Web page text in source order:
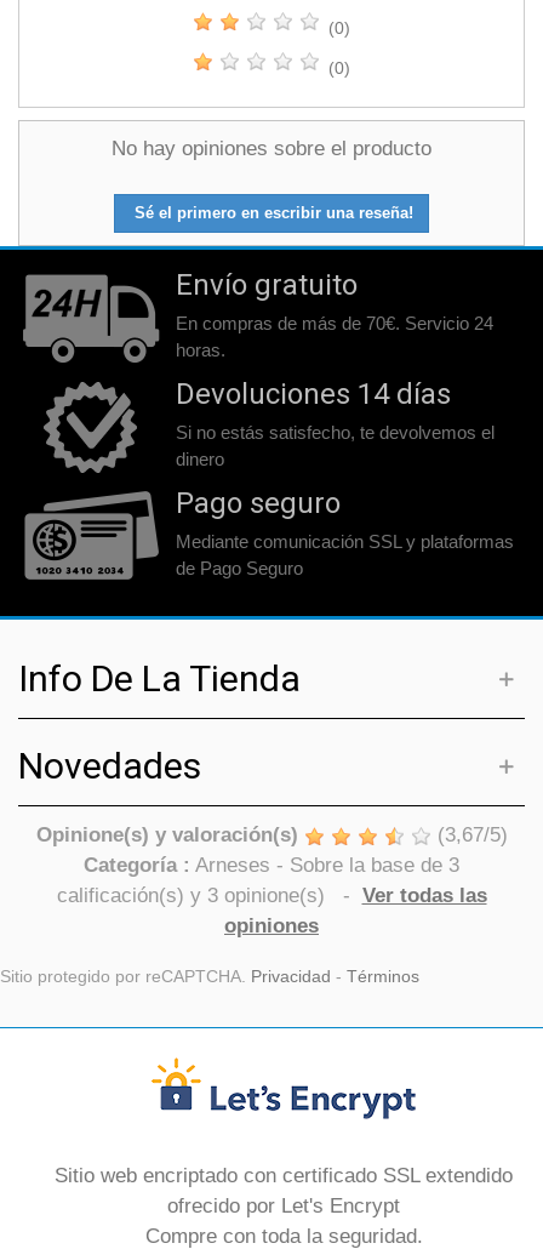
(0)
(0)
No hay opiniones sobre el producto
Sé el primero en escribir una reseña!
Envío gratuito
En compras de más de 70€. Servicio 24
horas.
Devoluciones 14 días
Si no estás satisfecho, te devolvemos el
dinero
Pago seguro
Mediante comunicación SSL y plataformas
de Pago Seguro
Info De La Tienda
Novedades
Opinione(s) y valoración(s) (3,67/5)
Categoría : Arneses - Sobre la base de 3
calificación(s) y 3opinione(s) - Ver todas las
opiniones
Sitio protegido por reCAPTCHA. Privacidad - Términos
Sitio web encriptado con certificado SSL extendido
ofrecido por Let's Encrypt
Compre con toda la seguridad.